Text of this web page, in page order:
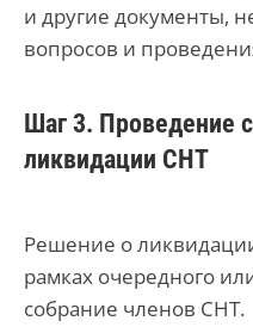
и другие документы,
вопросов и
Шаг 3. Проведение
ликвидации СНТ
Решение о
рамках очередного
собрание членов СНТ.